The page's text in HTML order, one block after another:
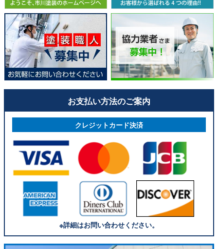
お支払い方法のご案内
クレジットカード決済
※詳細はお問い合わせください。